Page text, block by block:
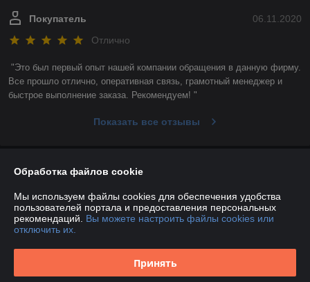
06.11.2020
Покупатель
Отлично
"Это был первый опыт нашей компании обращения в данную фирму.
Все прошло отлично, оперативная связь, грамотный менеджер и
быстрое выполнение заказа. Рекомендуем! "
Показать все отзывы
О нас
Контакты
Доставка и оплата
Обработка файлов cookie
Мы используем файлы cookies для обеспечения удобства
пользователей портала и предоставления персональных
рекомендаций. Вы можете настроить файлы cookies или
отключить их.
Принять